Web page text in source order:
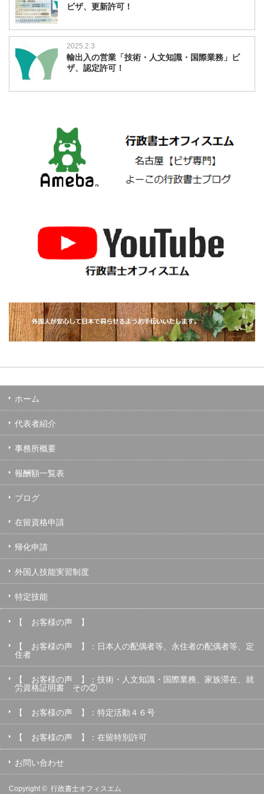
ビザ、更新許可！
2025.2.3
輸出入の営業「技術・人文知識・国際業務」ビ
ザ、認定許可！
ホーム
代表者紹介
事務所概要
報酬額一覧表
ブログ
在留資格申請
帰化申請
外国人技能実習制度
特定技能
【 お客様の声 】
【 お客様の声 】：日本人の配偶者等、永住者の配偶者等、定
住者
【 お客様の声 】：技術・人文知識・国際業務、家族滞在、就
労資格証明書 その②
【 お客様の声 】：特定活動４６号
【 お客様の声 】：在留特別許可
お問い合わせ
Copyright © 行政書士オフィスエム